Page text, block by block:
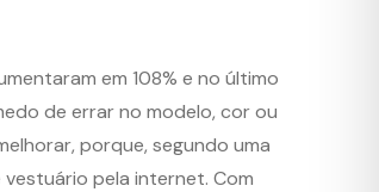
em 108% e no último
de errar no modelo, cor ou
porque, segundo uma
pela internet. Com